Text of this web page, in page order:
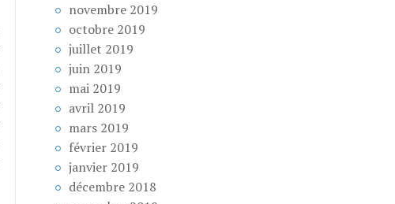
novembre 2019
octobre 2019
juillet 2019
juin 2019
mai 2019
avril 2019
mars 2019
février 2019
janvier 2019
décembre 2018